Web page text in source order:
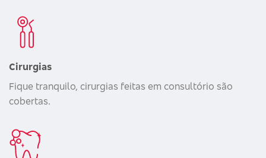
Cirurgias
Fique tranquilo, cirurgias feitas em consultório são
cobertas.